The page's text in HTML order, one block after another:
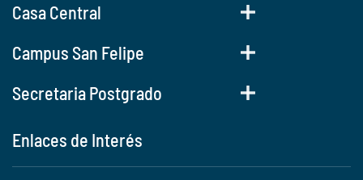
Casa Central
Campus San Felipe
Secretaria Postgrado
Enlaces de Interés